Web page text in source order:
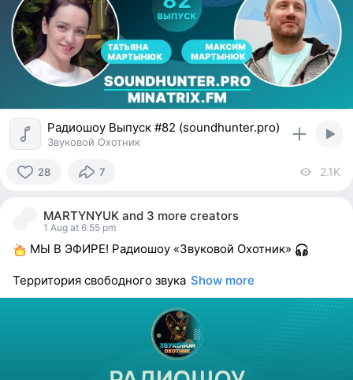
Радиошоу Выпуск #82 (soundhunter.pro)
Звуковой Охотник
28
reacted
7 2.1K
MARTYNYUKand 3 more creators
1 Aug at 6:55 pm
МЫ В ЭФИРЕ! Радиошоу «Звуковой Охотник»
Территория свободного звука Show more